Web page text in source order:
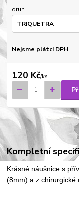
druh
Nejsme plátci DPH
120 Kč/ks
Kompletní
Krásné náušnice s
(8mm) a z chirurgické